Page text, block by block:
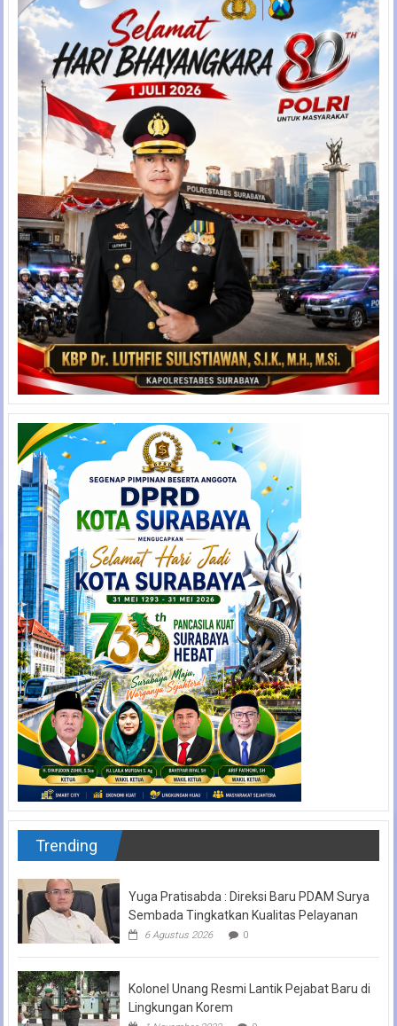
Trending
Yuga Pratisabda : Direksi Baru PDAM Surya
Sembada Tingkatkan Kualitas Pelayanan
6 Agustus 2026 0
Kolonel Unang Resmi Lantik Pejabat Baru di
Lingkungan Korem